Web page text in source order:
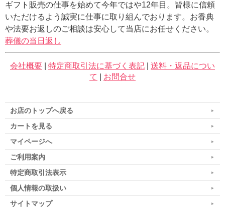
ギフト販売の仕事を始めて今年ではや12年目。皆様に信頼
いただけるよう誠実に仕事に取り組んでおります。お香典
や法要お返しのご相談は安心して当店にお任せください。
葬儀の当日返し
会社概要 特定商取引法に基づく表記
送料・返品につい
て
お問合せ
お店のトップへ戻る
カートを見る
マイページへ
ご利用案内
特定商取引法表示
個人情報の取扱い
サイトマップ